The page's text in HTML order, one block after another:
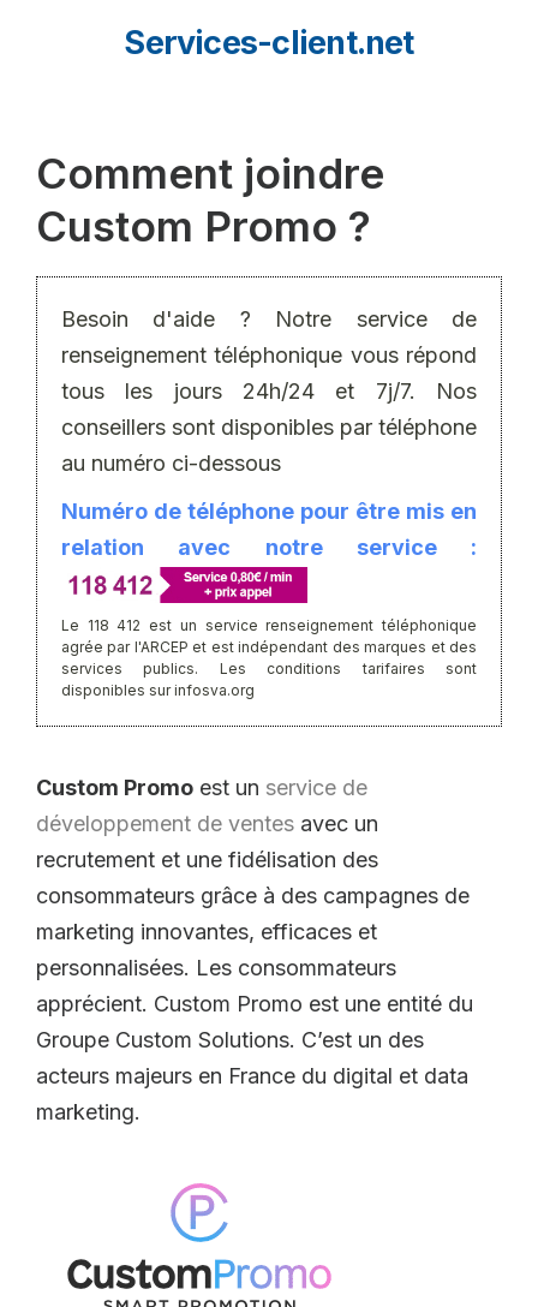
Services-client.net
Comment joindre
Custom Promo ?
Besoin d'aide ? Notre service de
renseignement téléphonique vous répond
tous les jours 24h/24 et 7j/7. Nos
conseillers sont disponibles par téléphone
au numéro ci-dessous
Numéro de téléphone pour être mis en
relation avec notre service :
Le 118 412 est un service renseignement téléphonique
agrée par l'ARCEP et est indépendant des marques et des
services publics. Les conditions tarifaires sont
disponibles sur infosva.org
Custom Promo est un service de
développement de ventes avec un
recrutement et une fidélisation des
consommateurs grâce à des campagnes de
marketing innovantes, efficaces et
personnalisées. Les consommateurs
apprécient. Custom Promo est une entité du
Groupe Custom Solutions. C’est un des
acteurs majeurs en France du digital et data
marketing.